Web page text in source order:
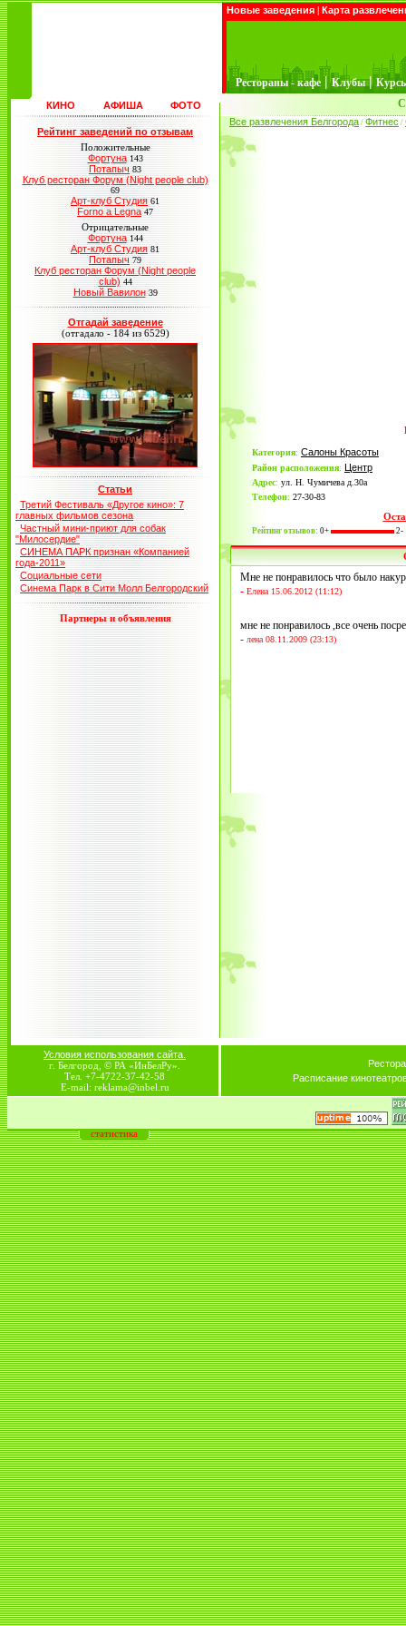
Новые заведения | Карта
Рестораны - кафе | Клубы |
КИНО АФИША ФОТО
Рейтинг заведений по отзывам
Положительные
Фортуна 143
Потапыч 83
Клуб ресторан Форум (Night people club)
69
Арт-клуб Студия 61
Forno a Legna 47
Отрицательные
Фортуна 144
Арт-клуб Студия 81
Потапыч 79
Клуб ресторан Форум (Night people
club) 44
Новый Вавилон 39
Отгадай заведение
(отгадало - 184 из 6529)
Статьи
Третий Фестиваль «Другое кино»: 7
главных фильмов сезона
Частный мини-приют для собак
"Милосердие"
СИНЕМА ПАРК признан «Компанией
года-2011»
Социальные сети
Синема Парк в Сити Молл Белгородский
Партнеры и объявления
Все развлечения Белгорода / Фитнес /
Категория: Салоны Красоты
Район расположения: Центр
Адрес: ул. Н. Чумичева д.30а
Телефон: 27-30-83
Рейтинг отзывов: 0+ 2-
Мне не понравилось что было
- Елена 15.06.2012 (11:12)
мне не понравилось ,все очень
- лена 08.11.2009 (23:13)
Условия использования сайта.
г. Белгород, © РА «ИнБелРу».
Тел. +7-4722-37-42-58
E-mail: reklama@inbel.ru
Расписание
статистика